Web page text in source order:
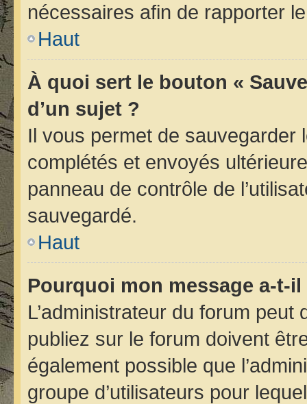
nécessaires afin de rapporter
Haut
À quoi sert le bouton «
d’un sujet ?
Il vous permet de sauvegarder
complétés et envoyés
panneau de contrôle de
sauvegardé.
Haut
Pourquoi mon message a-t-
L’administrateur du forum
publiez sur le forum doivent
également possible que
groupe d’utilisateurs pour